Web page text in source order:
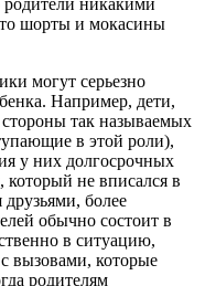
родители никакими
шорты и мокасины
могут серьезно
Например, дети,
так называемых
в этой роли),
у них долгосрочных
который не вписался в
более
обычно состоит в
в ситуацию,
вызовами, которые
родителям